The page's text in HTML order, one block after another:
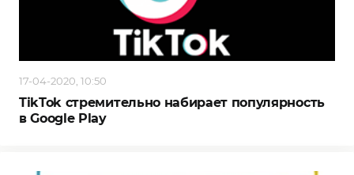
17-04-2020, 10:50
TikTok стремительно набирает популярность
в Google Play